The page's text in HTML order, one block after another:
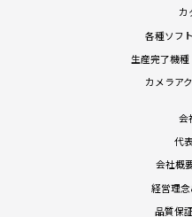
カ
各種ソフ
生産完了機
カメラア
会
代
会社概
経営理
品質保